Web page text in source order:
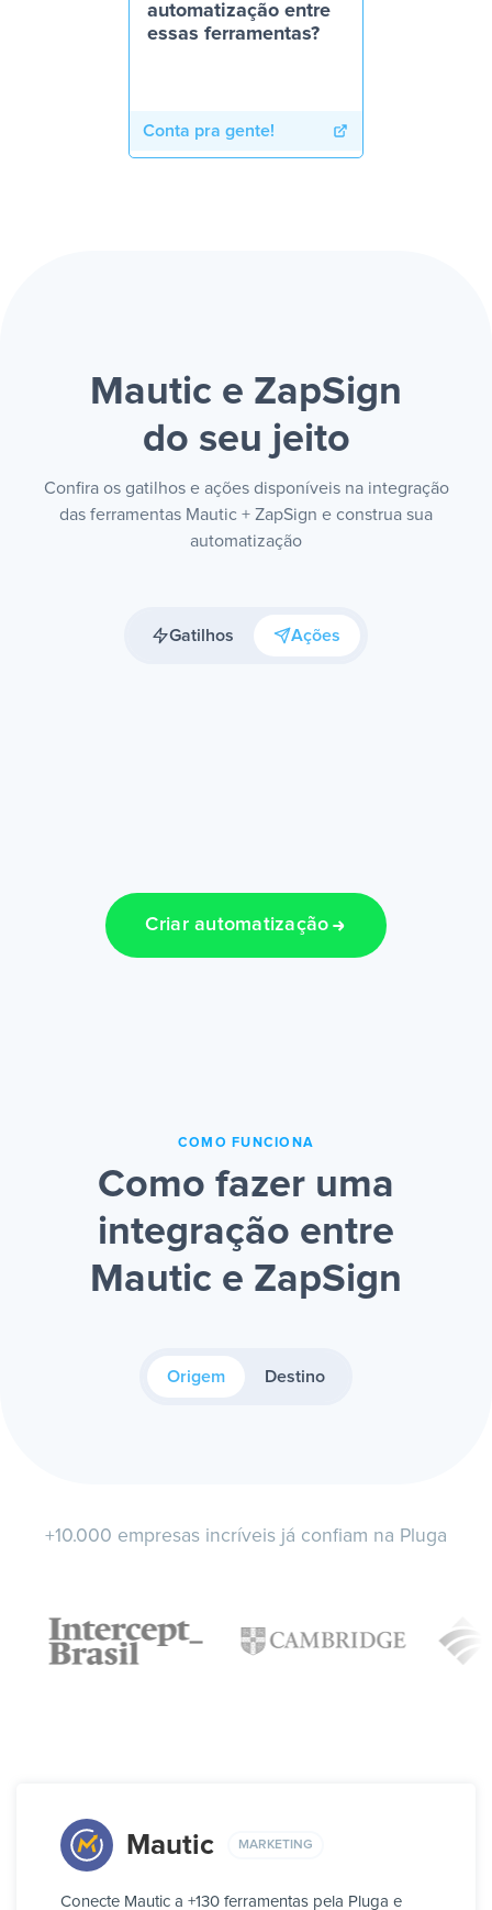
automatização entre
essas ferramentas?
Conta pra gente!
Mautic e ZapSign
do seu jeito
Confira os gatilhos e ações disponíveis na integração
das ferramentas Mautic + ZapSign e construa sua
automatização
Gatilhos Ações
Criar automatização
COMO FUNCIONA
Como fazer uma
integração entre
Mautic e ZapSign
Origem Destino
+10.000 empresas incríveis já confiam na Pluga
Mautic MARKETING
Conecte Mautic a +130 ferramentas pela Pluga e